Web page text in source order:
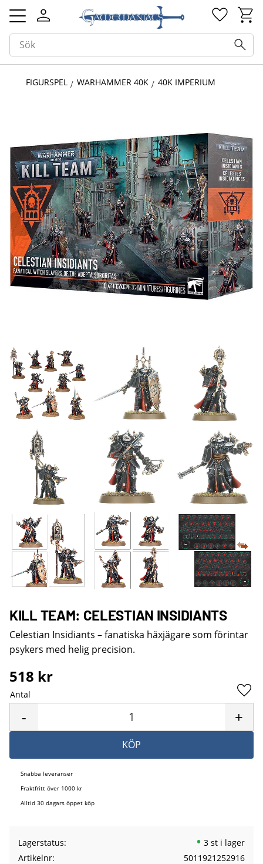
Meny
FIGURSPEL WARHAMMER 40K 40K IMPERIUM
KILL TEAM: CELESTIAN INSIDIANTS
Celestian Insidiants – fanatiska häxjägare som förintar
psykers med helig precision.
518 kr
Antal
+
-
KÖP
Snabba leveranser
Fraktfritt över 1000 kr
Alltid 30 dagars öppet köp
Lagerstatus
3 st i lager
Artikelnr
5011921252916